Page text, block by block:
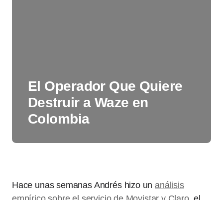
El Operador Que Quiere
Destruir a Waze en
Colombia
Hace unas semanas Andrés hizo unanálisis